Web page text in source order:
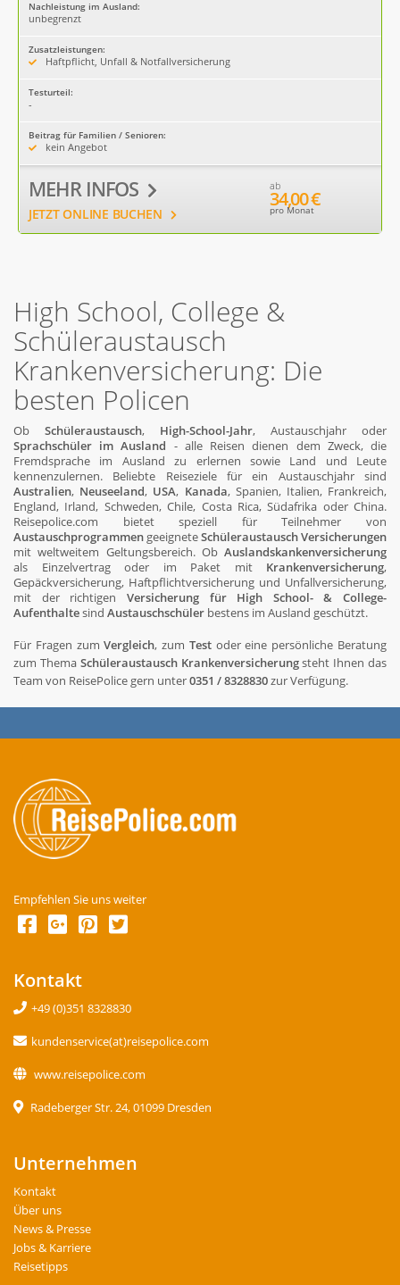
Nachleistung im Ausland:
unbegrenzt
Zusatzleistungen:
Haftpflicht, Unfall & Notfallversicherung
Testurteil:
-
Beitrag für Familien / Senioren:
kein Angebot
MEHR INFOS
JETZT ONLINE BUCHEN
ab
34,00 €
pro Monat
High School, College &
Schüleraustausch
Krankenversicherung: Die
besten Policen
Ob Schüleraustausch, High-School-Jahr, Austauschjahr oder
Sprachschüler im Ausland - alle Reisen dienen dem Zweck, die
Fremdsprache im Ausland zu erlernen sowie Land und Leute
kennenzulernen. Beliebte Reiseziele für ein Austauschjahr sind
Australien, Neuseeland, USA, Kanada, Spanien, Italien, Frankreich,
England, Irland, Schweden, Chile, Costa Rica, Südafrika oder China.
Reisepolice.com bietet speziell für Teilnehmer von
Austauschprogrammen geeigneteSchüleraustausch Versicherungen
mit weltweitem Geltungsbereich. Ob Auslandskankenversicherung
als Einzelvertrag oder im Paket mit Krankenversicherung,
Gepäckversicherung, Haftpflichtversicherung und Unfallversicherung,
mit der richtigen Versicherung für High School- & College-
Aufenthaltesind Austauschschüler bestens im Ausland geschützt.
Für Fragen zumVergleich, zum Testoder eine persönliche Beratung
zum Thema Schüleraustausch Krankenversicherungsteht Ihnen das
Team von ReisePolice gern unter0351 / 8328830zur Verfügung.
Empfehlen Sie uns weiter
Kontakt
+49 (0)351 8328830
kundenservice(at)reisepolice.com
www.reisepolice.com
Radeberger Str. 24, 01099 Dresden
Unternehmen
Kontakt
Über uns
News & Presse
Jobs & Karriere
Reisetipps